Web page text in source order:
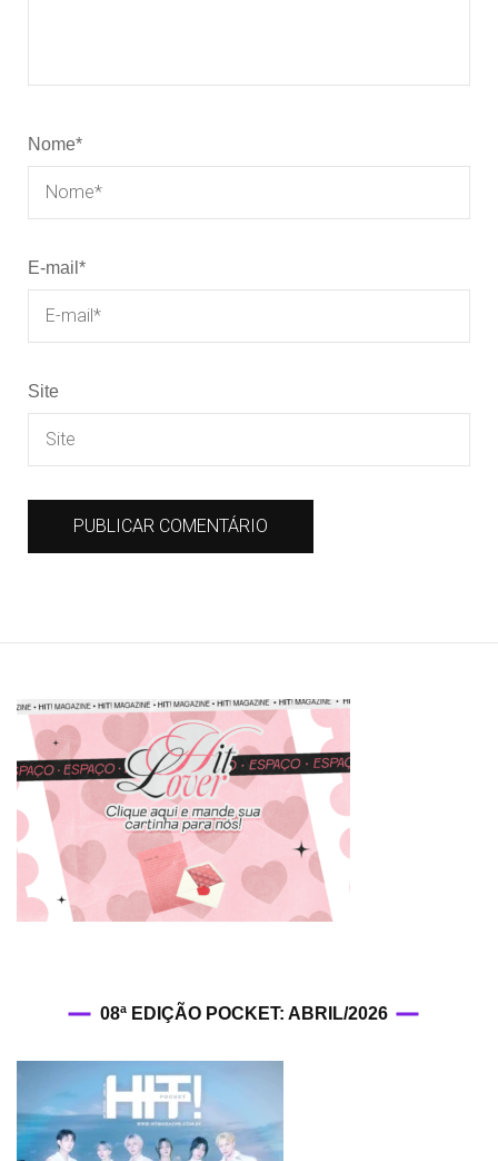
Nome*
E-mail *
Site
08ª EDIÇÃO POCKET: ABRIL/2026